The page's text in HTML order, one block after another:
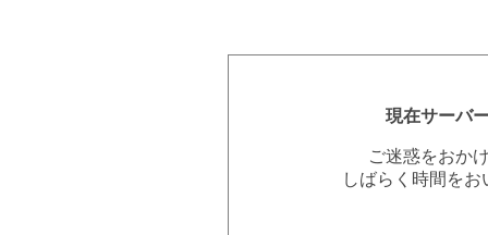
現在サーバ
ご迷惑をおか
しばらく時間を